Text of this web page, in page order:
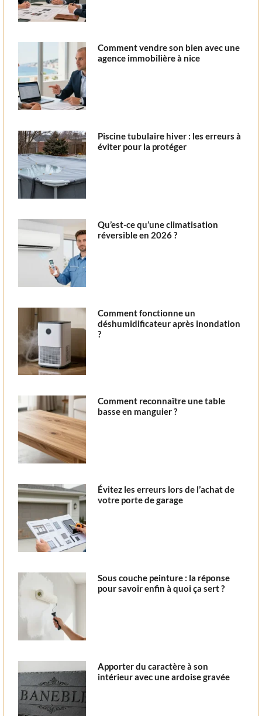
Comment vendre son bien avec une
agence immobilière à nice
Piscine tubulaire hiver : les erreurs à
éviter pour la protéger
Qu’est-ce qu’une climatisation
réversible en 2026 ?
Comment fonctionne un
déshumidificateur après inondation
?
Comment reconnaître une table
basse en manguier ?
Évitez les erreurs lors de l’achat de
votre porte de garage
Sous couche peinture : la réponse
pour savoir enfin à quoi ça sert ?
Apporter du caractère à son
intérieur avec une ardoise gravée